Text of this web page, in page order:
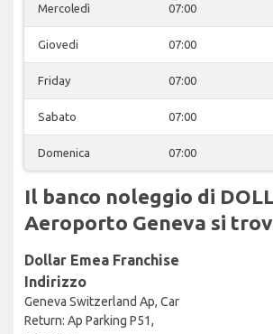
Mercoledì 07:00
Giovedi 07:00
Friday 07:00
Sabato 07:00
Domenica 07:00
Il banco noleggio di
Aeroporto Geneva si
Dollar Emea Franchise
Indirizzo
Geneva Switzerland Ap, Car
Return: Ap Parking P51,